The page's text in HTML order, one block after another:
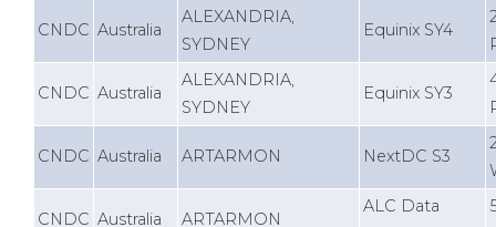
CNDC Australia
ALEXANDRIA,
SYDNEY
Equinix SY4
CNDC Australia
ALEXANDRIA,
SYDNEY
Equinix SY3
CNDC Australia ARTARMON NextDC S3
CNDC Australia ARTARMON
ALC Data